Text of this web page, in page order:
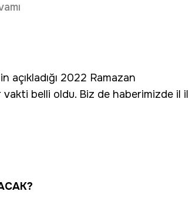
açıkladığı 2022 Ramazan
vakti belli oldu. Biz de haberimizde il il